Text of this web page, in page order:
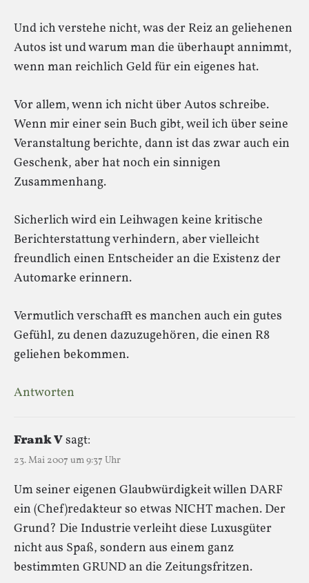
Und ich verstehe nicht, was der Reiz an geliehenen
Autos ist und warum man die überhaupt annimmt,
wenn man reichlich Geld für ein eigenes hat.
Vor allem, wenn ich nicht über Autos schreibe.
Wenn mir einer sein Buch gibt, weil ich über seine
Veranstaltung berichte, dann ist das zwar auch ein
Geschenk, aber hat noch ein sinnigen
Zusammenhang.
Sicherlich wird ein Leihwagen keine kritische
Berichterstattung verhindern, aber vielleicht
freundlich einen Entscheider an die Existenz der
Automarke erinnern.
Vermutlich verschafft es manchen auch ein gutes
Gefühl, zu denen dazuzugehören, die einen R8
geliehen bekommen.
Antworten
Frank Vsagt:
23. Mai 2007 um 9:37 Uhr
Um seiner eigenen Glaubwürdigkeit willen DARF
ein (Chef)redakteur so etwas NICHT machen. Der
Grund? Die Industrie verleiht diese Luxusgüter
nicht aus Spaß, sondern aus einem ganz
bestimmten GRUND an die Zeitungsfritzen.